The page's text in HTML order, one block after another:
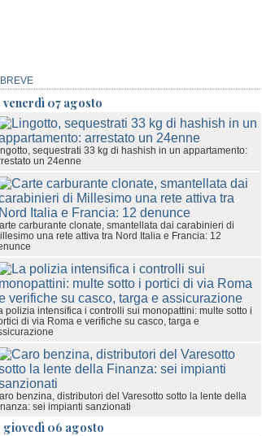
BREVE
venerdì 07 agosto
sequestrati 33 kg di hashish in un appartamento:
un 24enne
carburante clonate, smantellata dai carabinieri di
una rete attiva tra Nord Italia e Francia: 12
polizia intensifica i controlli sui monopattini: multe sotto i
di via Roma e verifiche su casco, targa e
benzina, distributori del Varesotto sotto la lente della
sei impianti sanzionati
giovedì 06 agosto